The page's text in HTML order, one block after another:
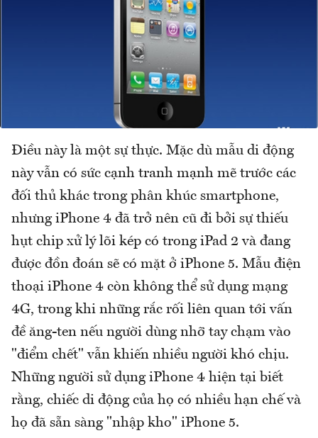
Điều này là một sự thực. Mặc dù mẫu di động
này vẫn có sức cạnh tranh mạnh mẽ trước các
đối thủ khác trong phân khúc smartphone,
nhưng iPhone 4 đã trở nên cũ đi bởi sự thiếu
hụt chip xử lý lõi kép có trong iPad 2 và đang
được đồn đoán sẽ có mặt ở iPhone 5. Mẫu điện
thoại iPhone 4 còn không thể sử dụng mạng
4G, trong khi những rắc rối liên quan tới vấn
đề ăng-ten nếu người dùng nhỡ tay chạm vào
"điểm chết" vẫn khiến nhiều người khó chịu.
Những người sử dụng iPhone 4 hiện tại biết
rằng, chiếc di động của họ có nhiều hạn chế và
họ đã sẵn sàng "nhập kho" iPhone 5.